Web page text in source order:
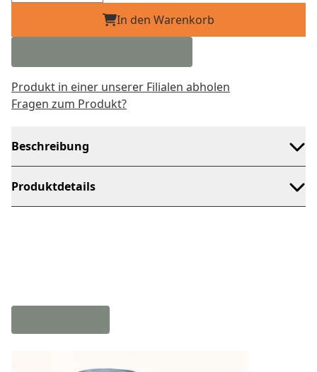
In den Warenkorb
Produkt in einer unserer Filialen abholen
Fragen zum Produkt?
Beschreibung
Produktdetails